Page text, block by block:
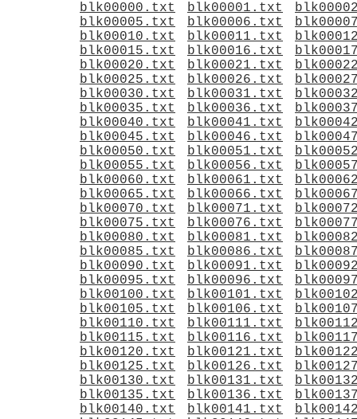
blk00000.txt blk00001.txt
blk00005.txt
blk00006.txt
blk00010.txt
blk00011.txt
blk00015.txt
blk00016.txt
blk00020.txt
blk00021.txt
blk00025.txt
blk00026.txt
blk00030.txt
blk00031.txt
blk00035.txt
blk00036.txt
blk00040.txt
blk00041.txt
blk00045.txt
blk00046.txt
blk00050.txt
blk00051.txt
blk00055.txt
blk00056.txt
blk00060.txt
blk00061.txt
blk00065.txt
blk00066.txt
blk00070.txt
blk00071.txt
blk00075.txt
blk00076.txt
blk00080.txt
blk00081.txt
blk00085.txt
blk00086.txt
blk00090.txt
blk00091.txt
blk00095.txt
blk00096.txt
blk00100.txt
blk00101.txt
blk00105.txt
blk00106.txt
blk00110.txt
blk00111.txt
blk00115.txt
blk00116.txt
blk00120.txt
blk00121.txt
blk00125.txt
blk00126.txt
blk00130.txt
blk00131.txt
blk00135.txt
blk00136.txt
blk00140.txt
blk00141.txt